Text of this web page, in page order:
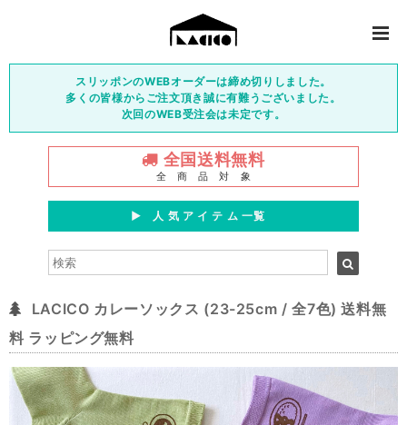
スリッポンのWEBオーダーは締め切りしました。
多くの皆様からご注文頂き誠に有難うございました。
次回のWEB受注会は未定です。
全国送料無料
全 商 品 対 象
▶︎ 人 気 ア イ テ ム 一覧
LACICO カレーソックス (23-25cm / 全7色) 送料無
料 ラッピング無料